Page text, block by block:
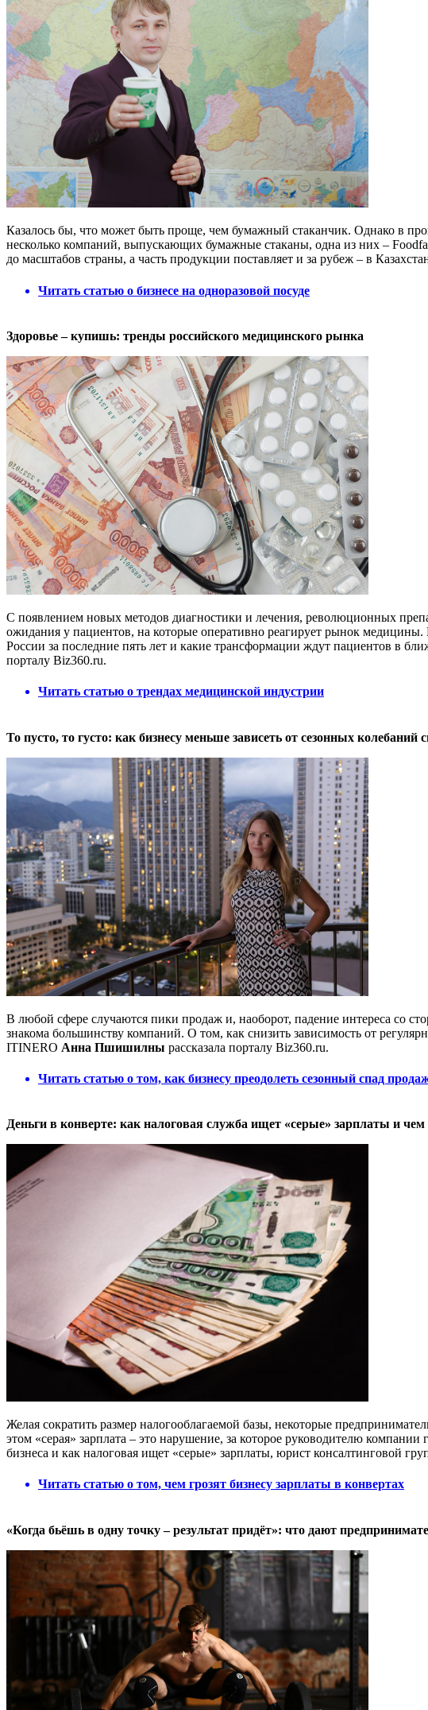
Казалось бы, что может быть проще, чем бумажный стаканчик. Однако в
несколько компаний, выпускающих бумажные стаканы, одна из них –
до масштабов страны, а часть продукции поставляет и за рубеж – в
Читать статью о бизнесе на одноразовой посуде
Здоровье – купишь: тренды российского медицинского рынка
С появлением новых методов диагностики и лечения, революционных
ожидания у пациентов, на которые оперативно реагирует рынок
России за последние пять лет и какие трансформации ждут пациентов в
порталу Biz360.ru.
Читать статью о трендах медицинской индустрии
То пусто, то густо: как бизнесу меньше зависеть от сезонных колебаний
В любой сфере случаются пики продаж и, наоборот, падение интереса со
знакома большинству компаний. О том, как снизить зависимость от
ITINERO Анна Пшишилны рассказала порталу Biz360.ru.
Читать статью о том, как бизнесу преодолеть сезонный спад
Деньги в конверте: как налоговая служба ищет «серые» зарплаты и чем
Желая сократить размер налогооблагаемой базы, некоторые
этом «серая» зарплата – это нарушение, за которое руководителю
бизнеса и как налоговая ищет «серые» зарплаты, юрист консалтинговой
Читать статью о том, чем грозят бизнесу зарплаты в конвертах
«Когда бьёшь в одну точку – результат придёт»: что дают